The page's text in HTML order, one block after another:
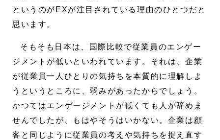
というのがEXが注目されている理由のひとつだと
思います。
そもそも日本は、国際比較で従業員のエンゲー
ジメントが低いといわれています。それは、企業
が従業員一人ひとりの気持ちを本質的に理解しよ
うというところに、弱みがあったからでしょう。
かつてはエンゲージメントが低くても人が辞めま
せんでしたが、もはやそうはいかない。企業は顧
客と同じように従業員の考えや気持ちを捉え直す